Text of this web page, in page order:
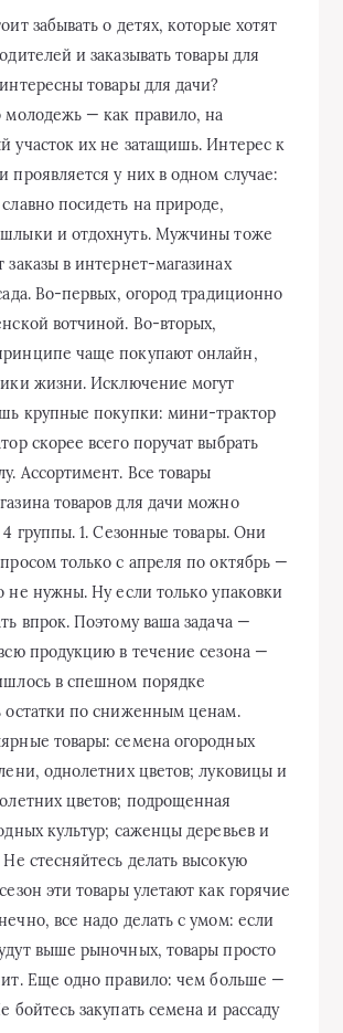
забывать о детях, которые хотят
и заказывать товары для
товары для дачи?
молодежь — как правило, на
участок их не затащишь. Интерес к
проявляется у них в одном случае:
посидеть на природе,
и отдохнуть. Мужчины тоже
заказы в интернет-магазинах
Во-первых, огород традиционно
вотчиной. Во-вторых,
чаще покупают онлайн,
жизни. Исключение могут
крупные покупки: мини-трактор
скорее всего поручат выбрать
Ассортимент. Все товары
товаров для дачи можно
4 группы. 1. Сезонные товары. Они
только с апреля по октябрь —
не нужны. Ну если только упаковки
впрок. Поэтому ваша задача —
продукцию в течение сезона —
в спешном порядке
остатки по сниженным ценам.
товары: семена огородных
однолетних цветов; луковицы и
цветов; подрощенная
культур; саженцы деревьев и
Не стесняйтесь делать высокую
эти товары улетают как горячие
все надо делать с умом: если
выше рыночных, товары просто
Еще одно правило: чем больше —
бойтесь закупать семена и рассаду